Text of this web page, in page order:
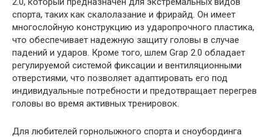
спорта, таких как скалолазание и фрирайд. Он имеет
многослойную конструкцию из ударопрочного пластика,
что обеспечивает надежную защиту головы в случае
падений и ударов. Кроме того, шлем Grap 2.0 обладает
регулируемой системой фиксации и вентиляционными
отверстиями, что позволяет адаптировать его под
индивидуальные потребности и предотвращает перегрев
головы во время активных тренировок.
Для любителей горнолыжного спорта и сноубординга